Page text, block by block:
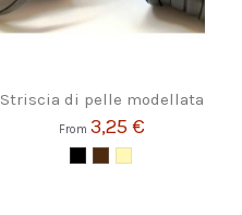
Striscia di pelle modellata
From 3,25 €